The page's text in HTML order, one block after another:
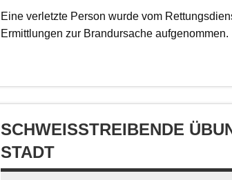
Eine verletzte Person wurde vom
Ermittlungen zur Brandursache aufgenommen.
SCHWEISSTREIBENDE
TADT